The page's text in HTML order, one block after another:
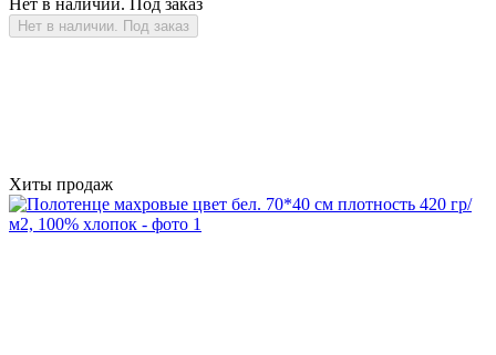
Нет в наличии. Под заказ
Хиты продаж